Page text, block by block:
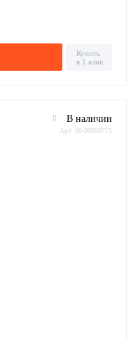
Купить
в 1 клик
В наличии
Арт: 00-00008715